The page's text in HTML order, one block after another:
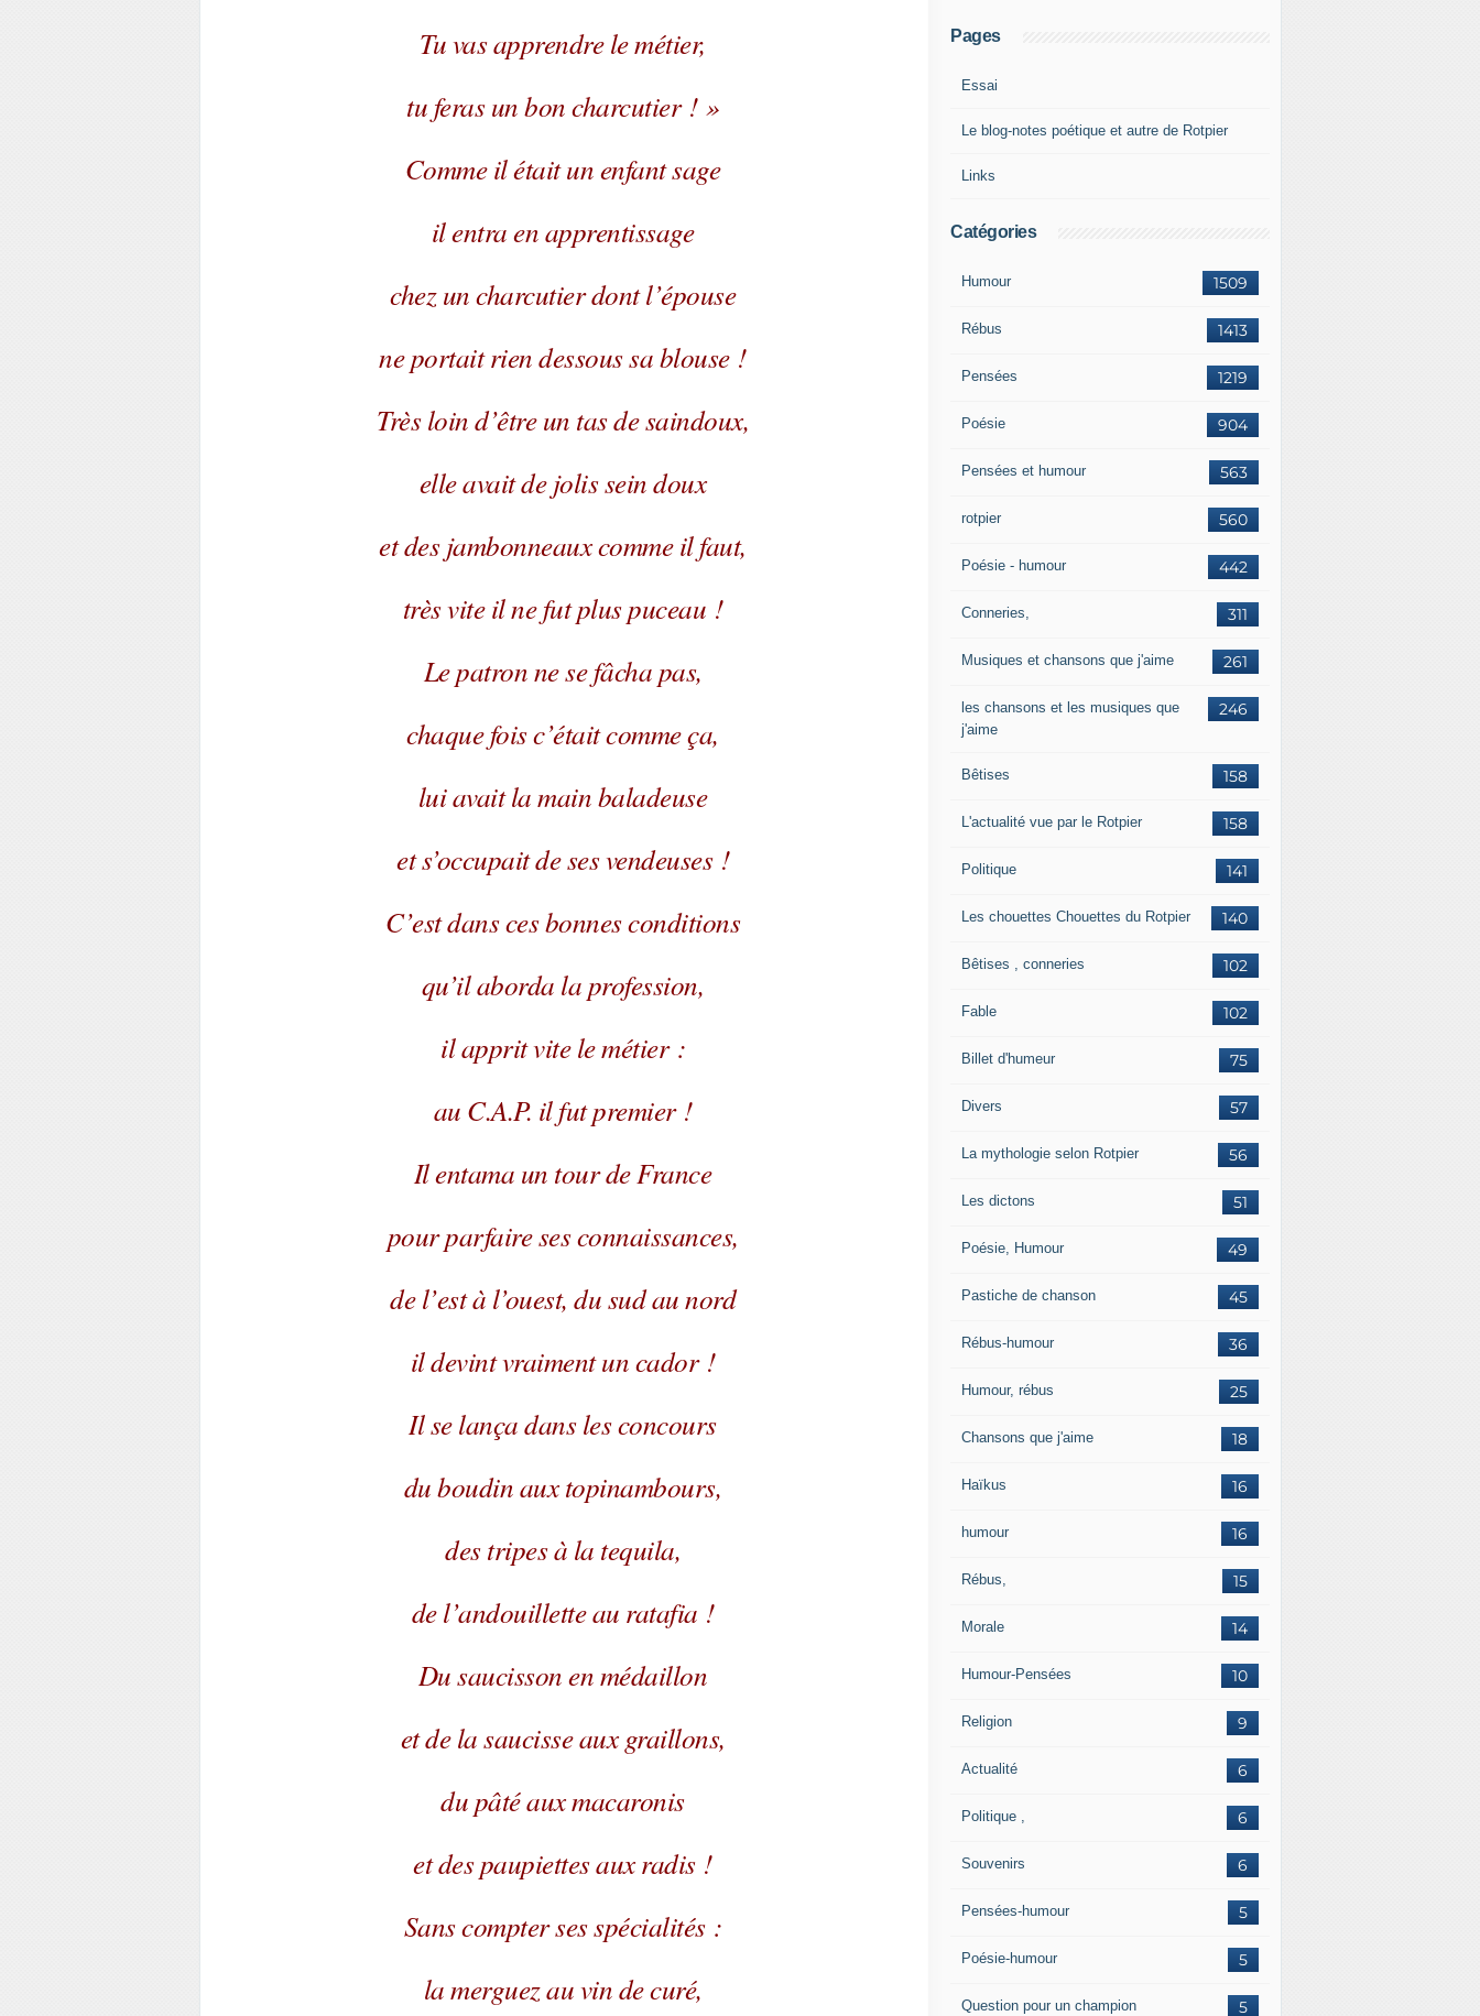
Tu vas apprendre le métier,
tu feras un bon charcutier ! »
Comme il était un enfant sage
il entra en apprentissage
chez un charcutier dont l’épouse
ne portait rien dessous sa blouse !
Très loin d’être un tas de saindoux,
elle avait de jolis sein doux
et des jambonneaux comme il faut,
très vite il ne fut plus puceau !
Le patron ne se fâcha pas,
chaque fois c’était comme ça,
lui avait la main baladeuse
et s’occupait de ses vendeuses !
C’est dans ces bonnes conditions
qu’il aborda la profession,
il apprit vite le métier :
au C.A.P. il fut premier !
Il entama un tour de France
pour parfaire ses connaissances,
de l’est à l’ouest, du sud au nord
il devint vraiment un cador !
Il se lança dans les concours
du boudin aux topinambours,
des tripes à la tequila,
de l’andouillette au ratafia !
Du saucisson en médaillon
et de la saucisse aux graillons,
du pâté aux macaronis
et des paupiettes aux radis !
Sans compter ses spécialités :
la merguez au vin de curé,
Pages
Essai
Le blog-notes poétique et autre de Rotpier
Links
Catégories
1509
Humour
1413
Rébus
1219
Pensées
904
Poésie
563
Pensées et humour
560
rotpier
442
Poésie - humour
311
Conneries,
261
Musiques et chansons que j'aime
246
les chansons et les musiques que
j'aime
158
Bêtises
158
L'actualité vue par le Rotpier
141
Politique
140
Les chouettes Chouettes du Rotpier
102
Bêtises , conneries
102
Fable
75
Billet d'humeur
57
Divers
56
La mythologie selon Rotpier
51
Les dictons
49
Poésie, Humour
45
Pastiche de chanson
36
Rébus-humour
25
Humour, rébus
18
Chansons que j'aime
16
Haïkus
16
humour
15
Rébus,
14
Morale
10
Humour-Pensées
9
Religion
6
Actualité
6
Politique ,
6
Souvenirs
5
Pensées-humour
5
Poésie-humour
5
Question pour un champion